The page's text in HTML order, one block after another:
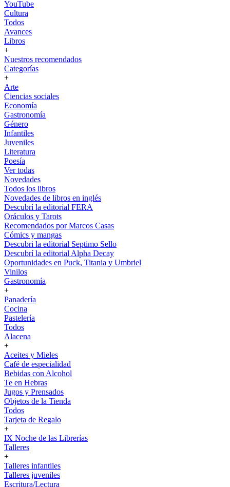
YouTube
Cultura
Todos
Avances
Libros
+
Nuestros recomendados
Categorías
+
Arte
Ciencias sociales
Economía
Gastronomía
Género
Infantiles
Juveniles
Literatura
Poesía
Ver todas
Novedades
Todos los libros
Novedades de libros en inglés
Descubrí la editorial FERA
Oráculos y Tarots
Recomendados por Marcos Casas
Cómics y mangas
Descubri la editorial Septimo Sello
Descubrí la editorial Alpha Decay
Oportunidades en Puck, Titania y Umbriel
Vinilos
Gastronomía
+
Panadería
Cocina
Pastelería
Todos
Alacena
+
Aceites y Mieles
Café de especialidad
Bebidas con Alcohol
Te en Hebras
Jugos y Prensados
Objetos de la Tienda
Todos
Tarjeta de Regalo
+
IX Noche de las Librerías
Talleres
+
Talleres infantiles
Talleres juveniles
Escritura/Lectura